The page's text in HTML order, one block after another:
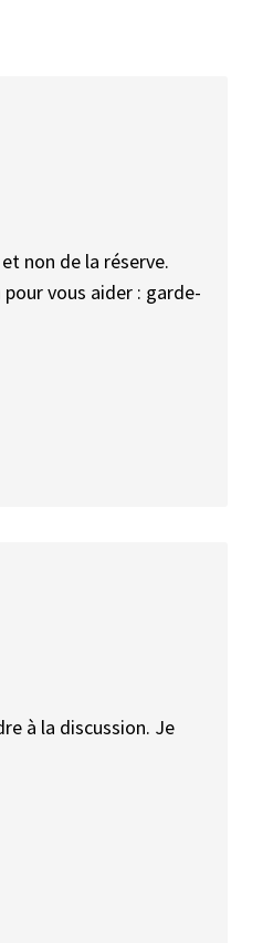
non de la réserve.
vous aider : garde-
à la discussion. Je